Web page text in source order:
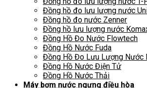
Đồng hồ đo lưu lượng nước
Đồng hồ đo nước Zenner
Đồng hồ lưu lượng nước
Đồng Hồ Đo Nước Flowtech
Đồng Hồ Nước Fuda
Đồng Hồ Đo Lưu Lượng Nước
Đồng Hồ Nước Điện Tử
Đồng Hồ Nước Thải
Máy bơm nước ngưng điều hòa